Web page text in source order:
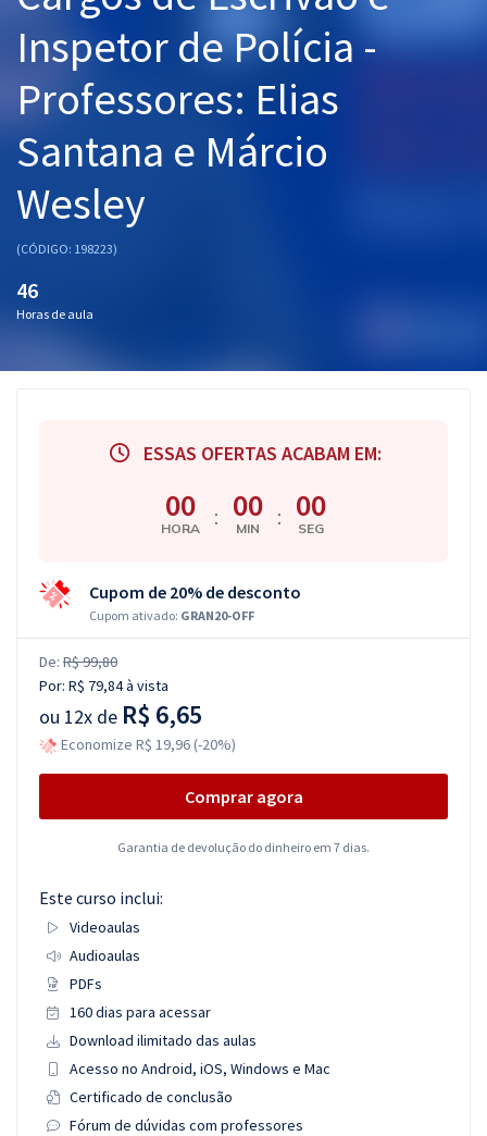
Questões grátis
Conteúdo gratuito
Aprovados
Inspetor de Polícia -
Professores: Elias
Santana e Márcio
Wesley
(CÓDIGO: 198223)
46
Horas de aula
ESSAS OFERTAS ACABAM EM:
00
HORA : 00
MIN : 00
SEG
Cupom de 20% de desconto
Cupom ativado: GRAN20-OFF
De: R$ 99,80
Por: R$ 79,84à vista
ou 12x de R$ 6,65
Economize R$ 19,96 (-20%)
Comprar agora
Garantia de devolução do dinheiro em 7 dias.
Este curso inclui:
Videoaulas
Audioaulas
PDFs
160 dias para acessar
Download ilimitado das aulas
Acesso no Android, iOS, Windows e Mac
Certificado de conclusão
Fórum de dúvidas com professores